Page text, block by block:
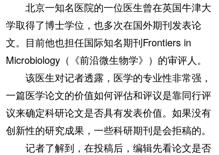
北京一知名医院的一位医生曾在英国牛津大
学取得了博士学位，也多次在国外期刊发表论
文。目前他也担任国际知名期刊Frontiers in
Microbiology（《前沿微生物学》）的审评人。
该医生对记者透露，医学的专业性非常强，
一篇医学论文的价值如何评估和评议是靠同行评
议来确定科研论文是否具有发表价值。如果没有
创新性的研究成果，一些科研期刊是会拒稿的。
记者了解到，在投稿后，编辑先看论文是否